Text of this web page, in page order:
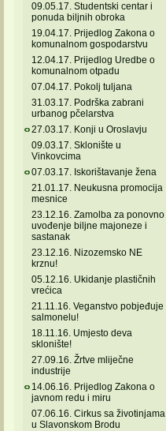
09.05.17. Studentski centar i
ponuda biljnih obroka
19.04.17. Prijedlog Zakona o
komunalnom gospodarstvu
12.04.17. Prijedlog Uredbe o
komunalnom otpadu
07.04.17. Pokolj tuljana
31.03.17. Podrška zabrani
urbanog pčelarstva
27.03.17. Konji u Oroslavju
09.03.17. Sklonište u
Vinkovcima
07.03.17. Iskorištavanje žena
21.01.17. Neukusna promocija
mesnice
23.12.16. Zamolba za ponovno
uvođenje biljne majoneze i
sastanak
23.12.16. Nizozemsko NE
krznu!
05.12.16. Ukidanje plastičnih
vrećica
21.11.16. Veganstvo pobjeđuje
salmonelu!
18.11.16. Umjesto deva
sklonište!
27.09.16. Žrtve mliječne
industrije
14.06.16. Prijedlog Zakona o
javnom redu i miru
07.06.16. Cirkus sa životinjama
u Slavonskom Brodu